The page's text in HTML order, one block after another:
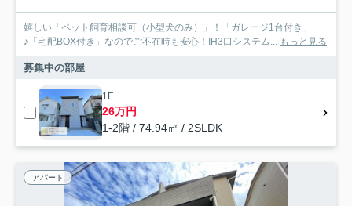
嬉しい「ペット飼育相談可（小型犬のみ）」！「ガレージ1台付き」
♪「宅配BOX付き」なのでご不在時も安心！IH3口システム... もっと見る
募集中の部屋
1F
26万円
1-2階 / 74.94㎡ / 2SLDK
アパート